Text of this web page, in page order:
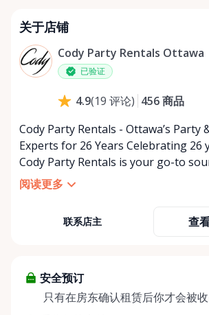
关于店铺
Cody Party Rentals Ottawa
已验证
4.9(19 评论) 456商品
Cody Party Rentals - Ottawa’s Party
Experts for 26 Years Celebrating 26 years in Ottawa,
Cody Party Rentals is your go-to
things party and event rentals. We’re proud to be a
partner of Rent Anything,
At Cody Party Rentals, we believe in
about more than just saving money;
helping people enjoy more for less
阅读更多
联系店主 查
安全预订
只有在房东确认租赁后你才会被收